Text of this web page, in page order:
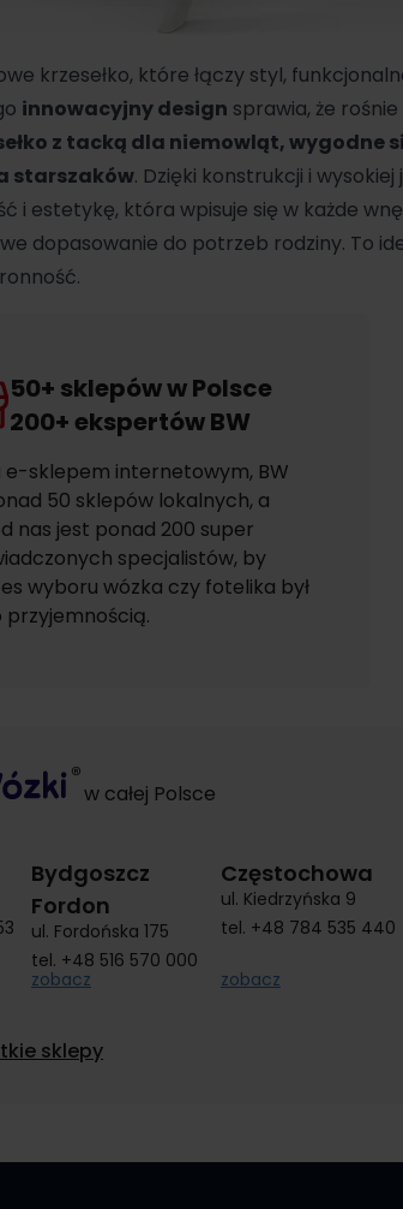
krzesełko, które łączy styl,
innowacyjny design sprawia, że
z tacką dla niemowląt, wygodne
starszaków. Dzięki konstrukcji i
i estetykę, która wpisuje się w każde
dopasowanie do potrzeb rodziny. To
50+ sklepów w Polsce
200+ ekspertów BW
e-sklepem internetowym, BW
50 sklepów lokalnych, a
nas jest ponad 200 super
specjalistów, by
wyboru wózka czy fotelika był
przyjemnością.
w całej Polsce
Bydgoszcz
Fordon
ul. Fordońska 175
tel. +48 516 570 000
zobacz
Częstochowa
ul. Kiedrzyńska 9
tel. +48 784 535 440
zobacz
sklepy